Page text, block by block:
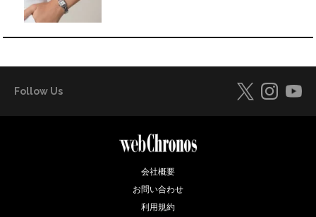
Follow Us
会社概要
お問い合わせ
利用規約